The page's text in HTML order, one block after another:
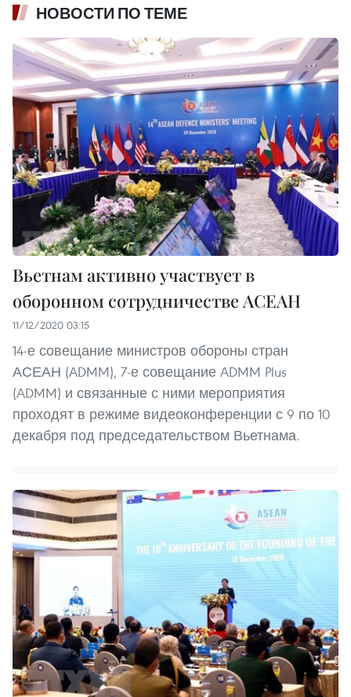
НОВОСТИ ПО ТЕМЕ
Вьетнам активно участвует в
оборонном сотрудничестве АСЕАН
11/12/2020 03:15
14-е совещание министров обороны стран
АСЕАН (ADMM), 7-е совещание ADMM Plus
(ADMM) и связанные с ними мероприятия
проходят в режиме видеоконференции с 9 по 10
декабря под председательством Вьетнама.